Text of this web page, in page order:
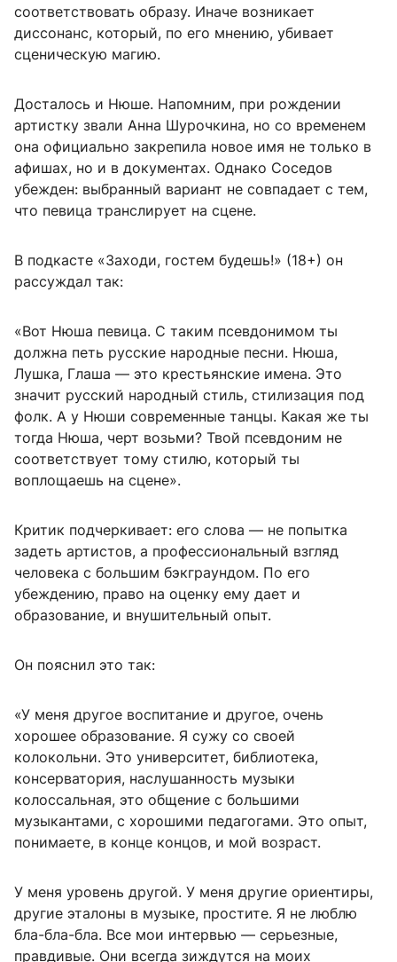
соответствовать образу. Иначе возникает
диссонанс, который, по его мнению, убивает
сценическую магию.
Досталось и Нюше. Напомним, при рождении
артистку звали Анна Шурочкина, но со временем
она официально закрепила новое имя не только в
афишах, но и в документах. Однако Соседов
убежден: выбранный вариант не совпадает с тем,
что певица транслирует на сцене.
В подкасте «Заходи, гостем будешь!» (18+) он
рассуждал так:
«Вот Нюша певица. С таким псевдонимом ты
должна петь русские народные песни. Нюша,
Лушка, Глаша — это крестьянские имена. Это
значит русский народный стиль, стилизация под
фолк. А у Нюши современные танцы. Какая же ты
тогда Нюша, черт возьми? Твой псевдоним не
соответствует тому стилю, который ты
воплощаешь на сцене».
Критик подчеркивает: его слова — не попытка
задеть артистов, а профессиональный взгляд
человека с большим бэкграундом. По его
убеждению, право на оценку ему дает и
образование, и внушительный опыт.
Он пояснил это так:
«У меня другое воспитание и другое, очень
хорошее образование. Я сужу со своей
колокольни. Это университет, библиотека,
консерватория, наслушанность музыки
колоссальная, это общение с большими
музыкантами, с хорошими педагогами. Это опыт,
понимаете, в конце концов, и мой возраст.
У меня уровень другой. У меня другие ориентиры,
другие эталоны в музыке, простите. Я не люблю
бла-бла-бла. Все мои интервью — серьезные,
правдивые. Они всегда зиждутся на моих